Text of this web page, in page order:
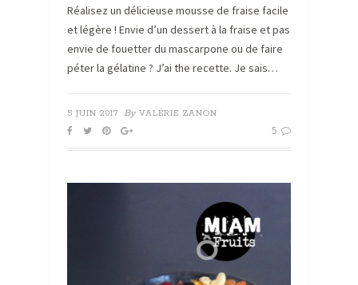
Réalisez un délicieuse mousse de fraise facile
et légère ! Envie d’un dessert à la fraise et pas
envie de fouetter du mascarpone ou de faire
péter la gélatine ? J’ai the recette. Je sais…
5 JUIN 2017 By VALÉRIE ZANON
5